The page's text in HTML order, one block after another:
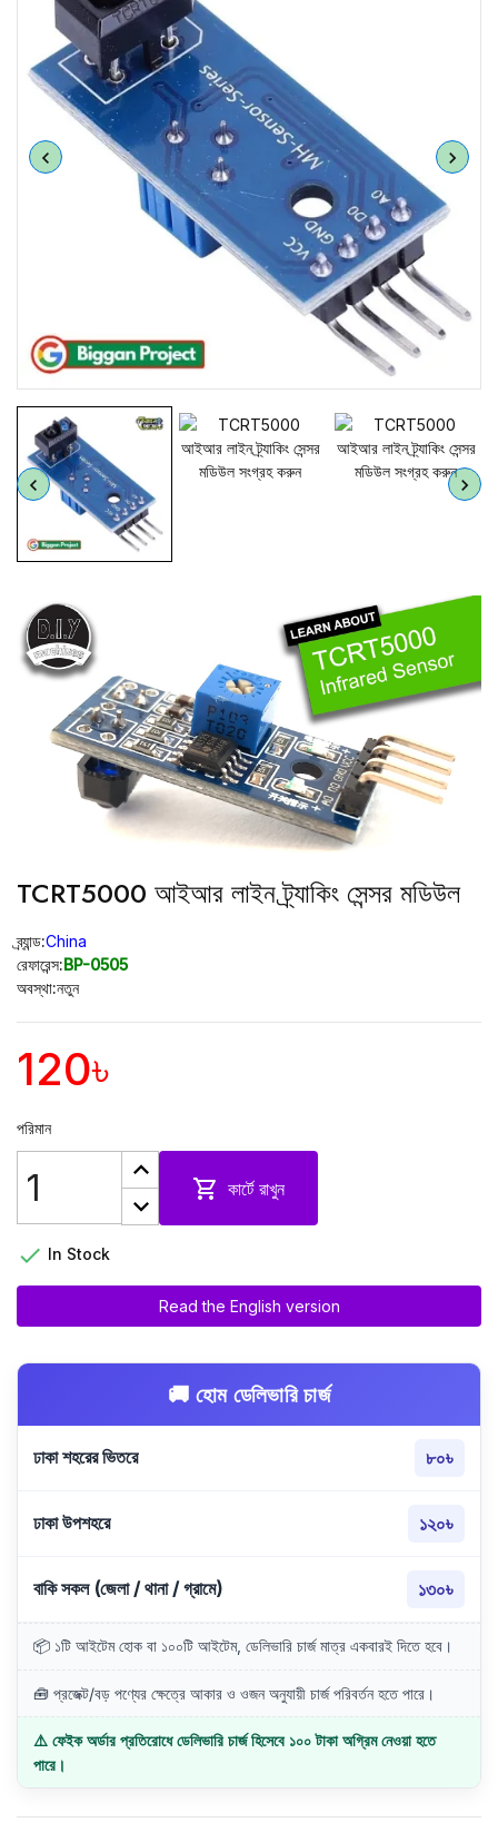
TCRT5000 আইআর লাইন ট্র্যাকিং সেন্সর মডিউল
ব্র্যান্ড:China
রেফারেন্স:BP-0505
অবস্থা:নতুন
120৳
পরিমান
 কার্টে রাখুন
 In Stock
Read the English version
🚚 হোম ডেলিভারি চার্জ
ঢাকা শহরের ভিতরে ৮০৳
ঢাকা উপশহরে ১২০৳
বাকি সকল (জেলা / থানা / গ্রামে) ১৩০৳
📦 ১টি আইটেম হোক বা ১০০টি আইটেম, ডেলিভারি চার্জ মাত্র একবারই দিতে হবে।
🧰 প্রজেক্ট/বড় পণ্যের ক্ষেত্রে আকার ও ওজন অনুযায়ী চার্জ পরিবর্তন হতে পারে।
⚠️ ফেইক অর্ডার প্রতিরোধে ডেলিভারি চার্জ হিসেবে ১০০ টাকা অগ্রিম নেওয়া হতে
পারে।